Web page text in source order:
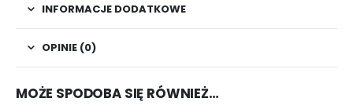
INFORMACJE DODATKOWE
OPINIE (0)
MOŻE SPODOBA SIĘ RÓWNIEŻ…